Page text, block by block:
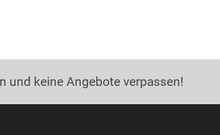
und keine Angebote verpassen!